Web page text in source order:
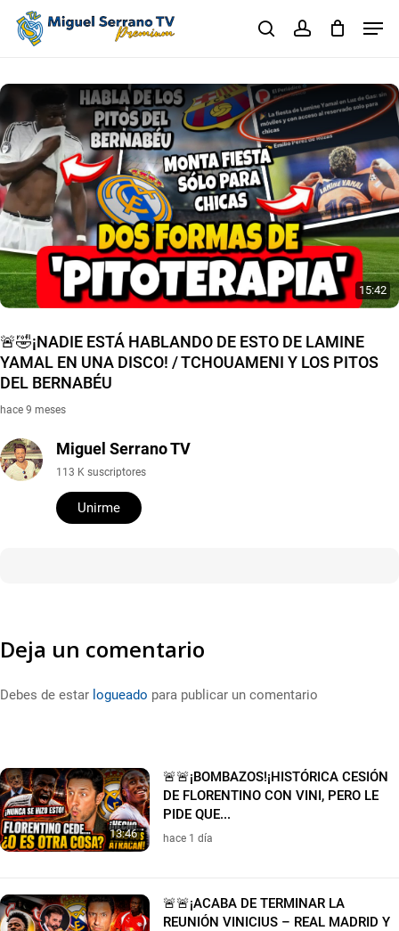
main
searchaccount
15:42
🚨🤣¡NADIE ESTÁ HABLANDO DE ESTO DE LAMINE
YAMAL EN UNA DISCO! / TCHOUAMENI Y LOS PITOS
DEL BERNABÉU
hace 9 meses
Miguel Serrano TV
113 K suscriptores
Unirme
Deja un comentario
Debes de estar logueado para publicar un comentario
13:46
🚨🚨¡BOMBAZOS!¡HISTÓRICA CESIÓN
DE FLORENTINO CON VINI, PERO LE
PIDE QUE...
hace 1 día
🚨🚨¡ACABA DE TERMINAR LA
REUNIÓN VINICIUS – REAL MADRID Y